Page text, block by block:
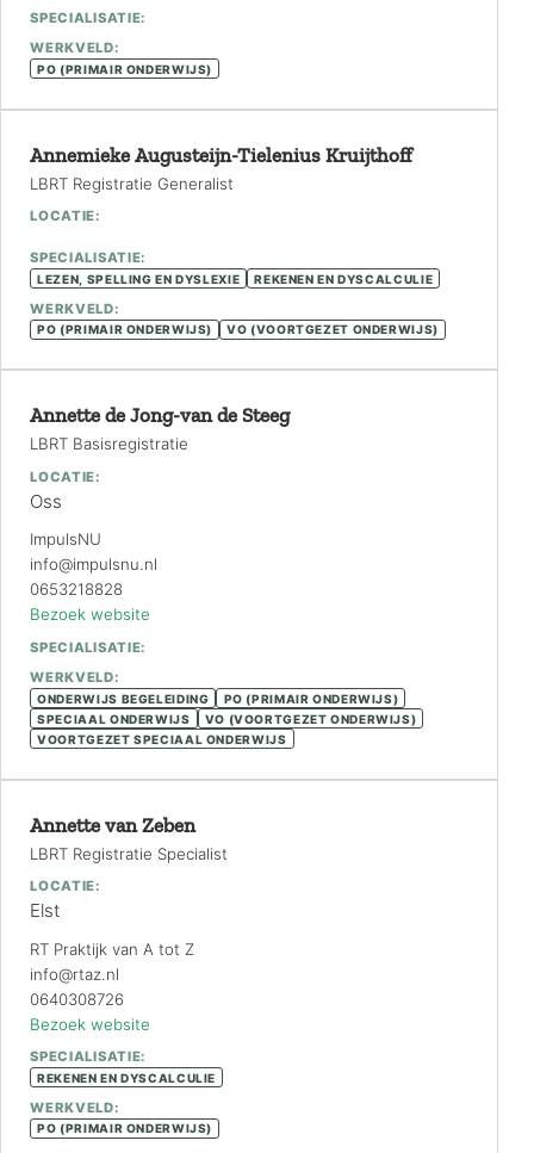
SPECIALISATIE:
WERKVELD:
PO (PRIMAIR ONDERWIJS)
Annemieke Augusteijn-Tielenius Kruijthoff
LBRT Registratie Generalist
LOCATIE:
SPECIALISATIE:
LEZEN, SPELLING EN DYSLEXIE REKENEN EN DYSCALCULIE
WERKVELD:
PO (PRIMAIR ONDERWIJS) VO (VOORTGEZET ONDERWIJS)
Annette de Jong-van de Steeg
LBRT Basisregistratie
LOCATIE:
Oss
ImpulsNU
info@impulsnu.nl
0653218828
Bezoek website
SPECIALISATIE:
WERKVELD:
ONDERWIJS BEGELEIDING
PO (PRIMAIR ONDERWIJS)
SPECIAAL ONDERWIJS
VO (VOORTGEZET ONDERWIJS)
VOORTGEZET SPECIAAL ONDERWIJS
Annette van Zeben
LBRT Registratie Specialist
LOCATIE:
Elst
RT Praktijk van A tot Z
info@rtaz.nl
0640308726
Bezoek website
SPECIALISATIE:
REKENEN EN DYSCALCULIE
WERKVELD:
PO (PRIMAIR ONDERWIJS)